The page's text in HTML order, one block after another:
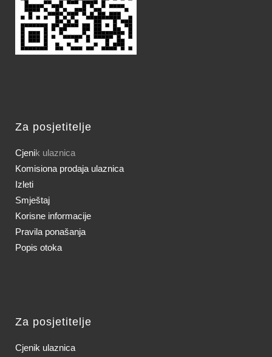
Za posjetitelje
Cjenik ulaznica
Komisiona prodaja ulaznica
Izleti
Smještaj
Korisne informacije
Pravila ponašanja
Popis otoka
Za posjetitelje
Cjenik ulaznica